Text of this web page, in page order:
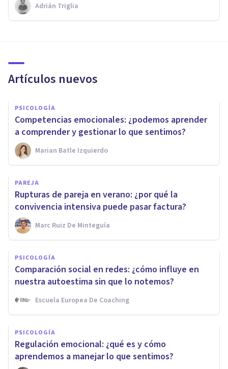
Adrián Triglia
Artículos nuevos
PSICOLOGÍA
Competencias emocionales: ¿podemos aprender
a comprender y gestionar lo que sentimos?
Marian Batle Izquierdo
PAREJA
Rupturas de pareja en verano: ¿por qué la
convivencia intensiva puede pasar factura?
Marc Ruiz De Minteguía
PSICOLOGÍA
Comparación social en redes: ¿cómo influye en
nuestra autoestima sin que lo notemos?
Escuela Europea De Coaching
PSICOLOGÍA
Regulación emocional: ¿qué es y cómo
aprendemos a manejar lo que sentimos?